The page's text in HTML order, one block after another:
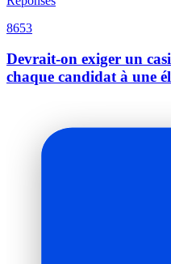
8653
Devrait-on exiger un
chaque candidat à une